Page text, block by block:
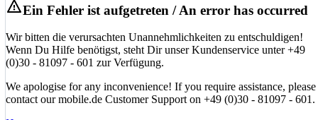
Ein Fehler ist aufgetreten / An error has occurred
Wir bitten die verursachten Unannehmlichkeiten zu entschuldigen!
Wenn Du Hilfe benötigst, steht Dir unser Kundenservice unter +49
(0)30 - 81097 - 601 zur Verfügung.
We apologise for any inconvenience! If you require assistance, please
contact our mobile.de Customer Support on +49 (0)30 - 81097 - 601.